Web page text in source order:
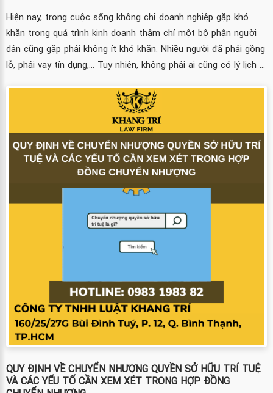
Hiện nay, trong cuộc sống không chỉ doanh nghiệp gặp khó
khăn trong quá trình kinh doanh thậm chí một bộ phận người
dân cũng gặp phải không ít khó khăn. Nhiều người đã phải gồng
lỗ, phải vay tín dụng,... Tuy nhiên, không phải ai cũng có lý lịch ...
QUY ĐỊNH VỀ CHUYỂN NHƯỢNG QUYỀN SỞ HỮU TRÍ TUỆ
VÀ CÁC YẾU TỐ CẦN XEM XÉT TRONG HỢP ĐỒNG